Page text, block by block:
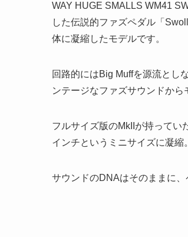
WAY HUGE SMALLS WM41
した伝説的ファズペダル「
体に凝縮したモデルです。
回路的にはBig Muffを源流とし
ンテージなファズサウンドから
フルサイズ版のMkIIが持ってい
インチというミニサイズに凝縮。
サウンドのDNAはそのままに